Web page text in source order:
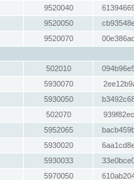
9520040
9520050
9520070
502010
5930070
5930050
502070
5952065
5930020
5930033
5970050